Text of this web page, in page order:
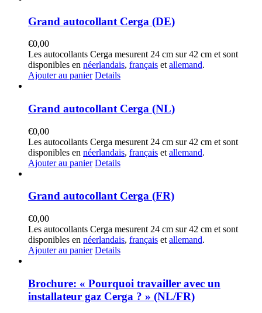
Grand autocollant Cerga (DE)
€0,00
Les autocollants Cerga mesurent 24 cm sur 42 cm et sont
disponibles en néerlandais, français et allemand.
Ajouter au panier Details
Grand autocollant Cerga (NL)
€0,00
Les autocollants Cerga mesurent 24 cm sur 42 cm et sont
disponibles en néerlandais, français et allemand.
Ajouter au panier Details
Grand autocollant Cerga (FR)
€0,00
Les autocollants Cerga mesurent 24 cm sur 42 cm et sont
disponibles en néerlandais, français et allemand.
Ajouter au panier Details
Brochure: « Pourquoi travailler avec un
installateur gaz Cerga ? » (NL/FR)